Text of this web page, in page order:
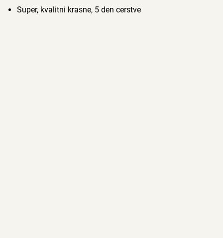
Super, kvalitni krasne, 5 den cerstve